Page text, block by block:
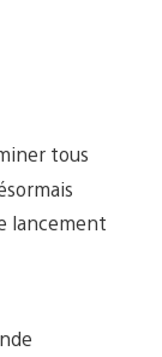
tous
lancement